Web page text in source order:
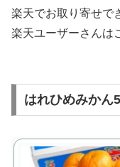
楽天でお取り寄せで
楽天ユーザーさんは
はれひめみかん